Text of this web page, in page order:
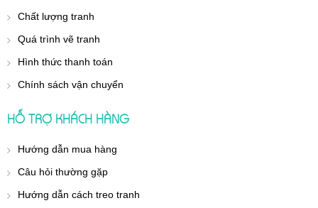
Chất lượng tranh
Quá trình vẽ tranh
Hình thức thanh toán
Chính sách vận chuyển
HỖ TRỢ KHÁCH HÀNG
Hướng dẫn mua hàng
Câu hỏi thường gặp
Hướng dẫn cách treo tranh